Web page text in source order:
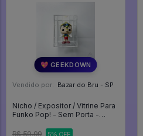
💖 GEEKDOWN
Vendido por: Bazar do Bru - SP
Nicho / Expositor / Vitrine Para
Funko Pop! - Sem Porta -
R$ 59,99
5% OFF